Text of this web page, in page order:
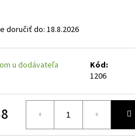
doručiť do:18.8.2026
u dodávateľa
Kód:
1206